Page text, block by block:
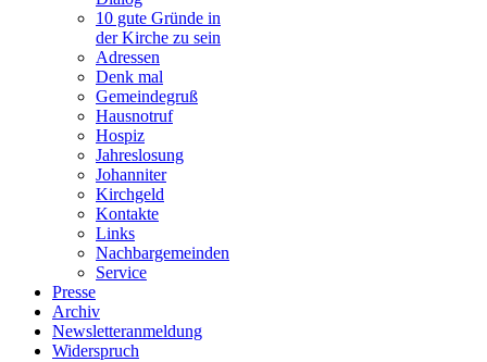
10 gute Gründe in
der Kirche zu sein
Adressen
Denk mal
Gemeindegruß
Hausnotruf
Hospiz
Jahreslosung
Johanniter
Kirchgeld
Kontakte
Links
Nachbargemeinden
Service
Presse
Archiv
Newsletteranmeldung
Widerspruch